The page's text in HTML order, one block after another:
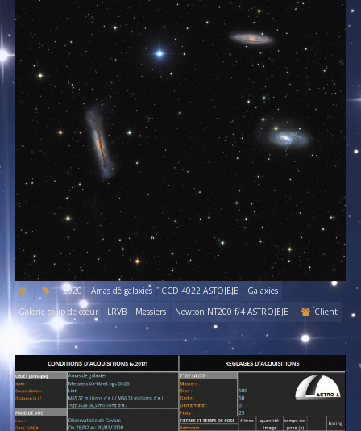
2020 Amas de galaxies CCD 4022 ASTOJEJE
Galaxies
Galerie coup de cœur
LRVB Messiers Newton NT200 f/4 ASTROJEJE Client